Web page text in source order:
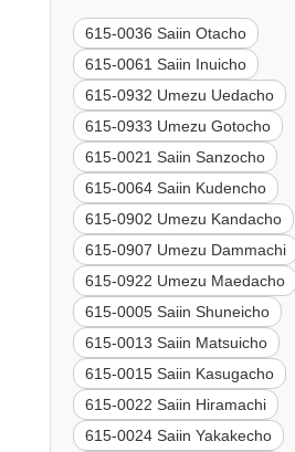
615-0036 Saiin Otacho
615-0061 Saiin Inuicho
615-0932 Umezu Uedacho
615-0933 Umezu Gotocho
615-0021 Saiin Sanzocho
615-0064 Saiin Kudencho
615-0902 Umezu Kandacho
615-0907 Umezu Dammachi
615-0922 Umezu Maedacho
615-0005 Saiin Shuneicho
615-0013 Saiin Matsuicho
615-0015 Saiin Kasugacho
615-0022 Saiin Hiramachi
615-0024 Saiin Yakakecho